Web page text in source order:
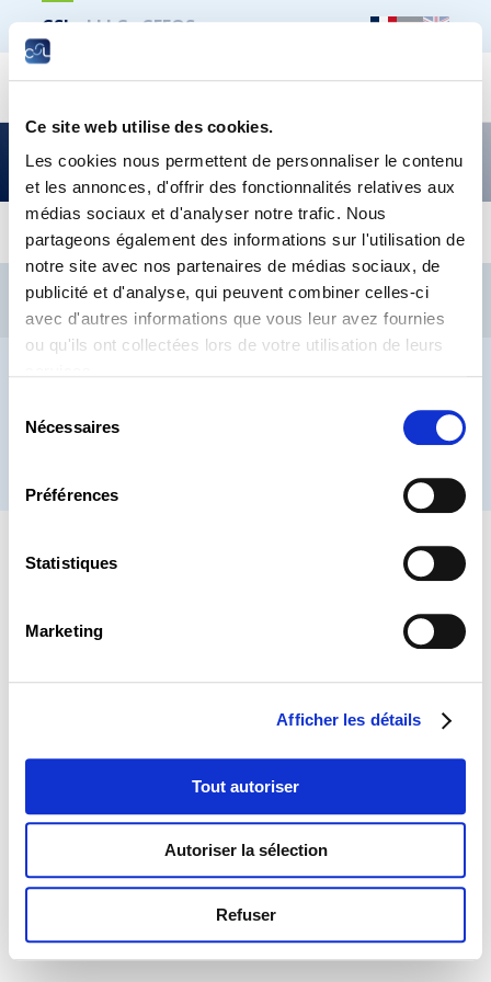
Ce site web utilise des cookies.
Les cookies nous permettent de personnaliser le contenu
et les annonces, d'offrir des fonctionnalités relatives aux
médias sociaux et d'analyser notre trafic. Nous
partageons également des informations sur l'utilisation de
notre site avec nos partenaires de médias sociaux, de
publicité et d'analyse, qui peuvent combiner celles-ci
avec d'autres informations que vous leur avez fournies
ou qu'ils ont collectées lors de votre utilisation de leurs
Nécessaires
Préférences
Statistiques
Marketing
Afficher les détails
Tout autoriser
Autoriser la sélection
Refuser
CSL LLLC CEFOS
édition décembre 2022
CSL LLLC
CEFOS
Contact
Jobs Inscription Newsletters